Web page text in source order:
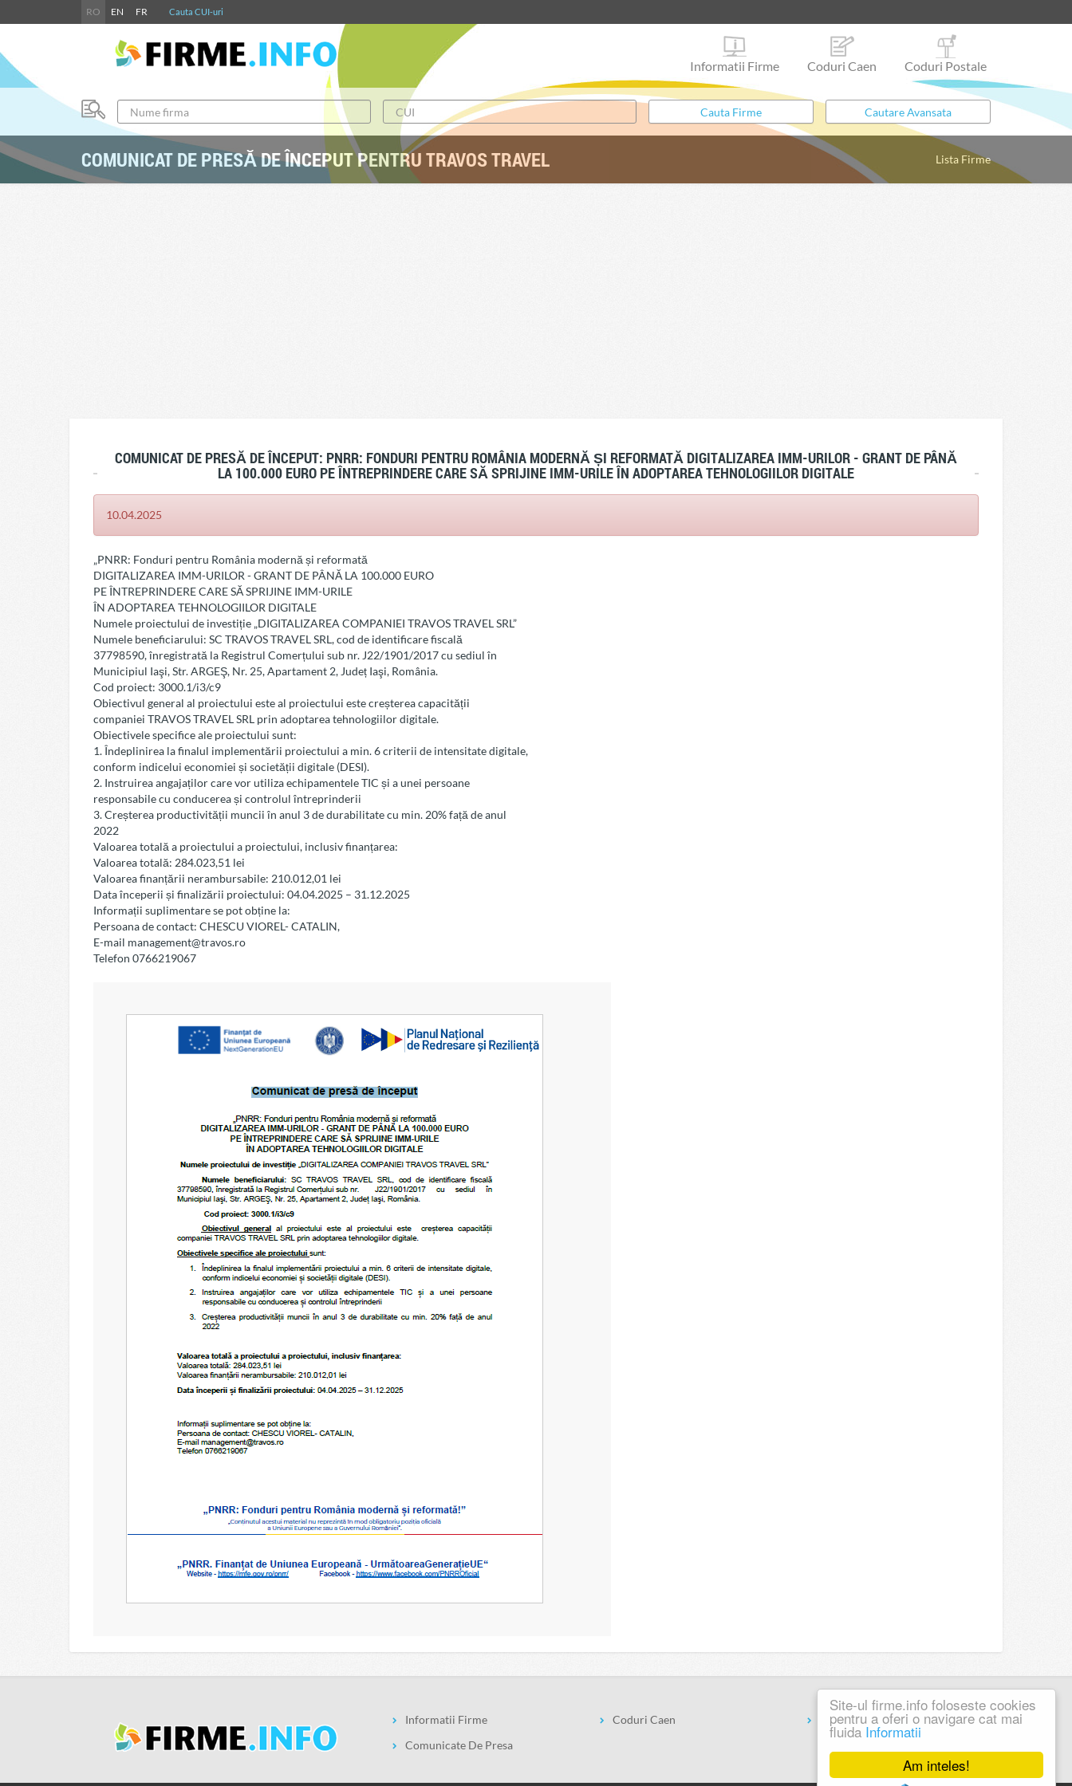
Am inteles!
Site-ul firme.info foloseste cookies
pentru a oferi o navigare cat mai
fluida Informatii
RO EN FR Cauta CUI-uri
Informatii Firme Coduri Caen Coduri Postale
COMUNICAT DE PRESĂ DE ÎNCEPUT PENTRU TRAVOS TRAVEL Lista Firme
COMUNICAT DE PRESĂ DE ÎNCEPUT: PNRR: FONDURI PENTRU ROMÂNIA MODERNĂ ȘI REFORMATĂ DIGITALIZAREA IMM-URILOR - GRANT DE PÂNĂ
LA 100.000 EURO PE ÎNTREPRINDERE CARE SĂ SPRIJINE IMM-URILE ÎN ADOPTAREA TEHNOLOGIILOR DIGITALE
10.04.2025
„PNRR: Fonduri pentru România modernă și reformată
DIGITALIZAREA IMM-URILOR - GRANT DE PÂNĂ LA 100.000 EURO
PE ÎNTREPRINDERE CARE SĂ SPRIJINE IMM-URILE
ÎN ADOPTAREA TEHNOLOGIILOR DIGITALE
Numele proiectului de investiție „DIGITALIZAREA COMPANIEI TRAVOS TRAVEL SRL”
Numele beneficiarului: SC TRAVOS TRAVEL SRL, cod de identificare fiscală
37798590, înregistrată la Registrul Comerțului sub nr. J22/1901/2017 cu sediul în
Municipiul Iaşi, Str. ARGEŞ, Nr. 25, Apartament 2, Județ Iaşi, România.
Cod proiect: 3000.1/i3/c9
Obiectivul general al proiectului este al proiectului este creșterea capacității
companiei TRAVOS TRAVEL SRL prin adoptarea tehnologiilor digitale.
Obiectivele specifice ale proiectului sunt:
1. Îndeplinirea la finalul implementării proiectului a min. 6 criterii de intensitate digitale,
conform indicelui economiei și societății digitale (DESI).
2. Instruirea angajaților care vor utiliza echipamentele TIC și a unei persoane
responsabile cu conducerea și controlul întreprinderii
3. Creșterea productivității muncii în anul 3 de durabilitate cu min. 20% față de anul
2022
Valoarea totală a proiectului a proiectului, inclusiv finanțarea:
Valoarea totală: 284.023,51 lei
Valoarea finanțării nerambursabile: 210.012,01 lei
Data începerii și finalizării proiectului: 04.04.2025 – 31.12.2025
Informații suplimentare se pot obține la:
Persoana de contact: CHESCU VIOREL- CATALIN,
E-mail management@travos.ro
Telefon 0766219067
Informatii Firme
Comunicate De Presa
Coduri Caen Coduri Postale